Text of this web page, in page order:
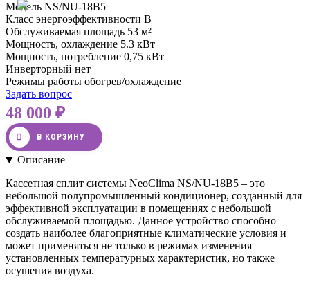
Модель NS/NU-18B5
Класс энергоэффективности B
Обслуживаемая площадь 53 м²
Мощность, охлаждение 5.3 кВт
Мощность, потребление 0,75 кВт
Инверторный нет
Режимы работы обогрев/охлаждение
Задать вопрос
48 000
В КОРЗИНУ
Описание
Кассетная сплит системы NeoClima NS/NU-18B5 – это
небольшой полупромышленный кондиционер, созданный для
эффективной эксплуатации в помещениях с небольшой
обслуживаемой площадью. Данное устройство способно
создать наиболее благоприятные климатические условия и
может применяться не только в режимах изменения
установленных температурных характеристик, но также
осушения воздуха.